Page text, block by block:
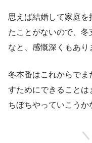
思えば結婚して家庭
たことがないので、
なと、感慨深くもあり
冬本番はこれからで
すためにできること
ちぼちやっていこうか